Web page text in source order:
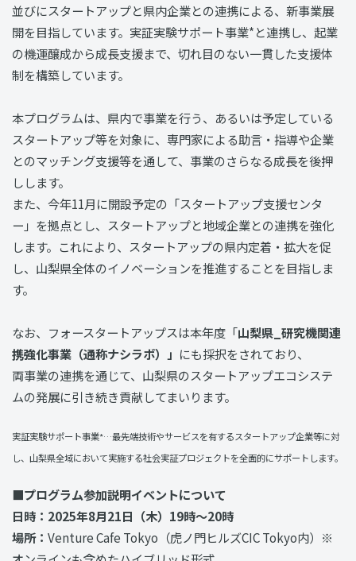
並びにスタートアップと県内企業との連携による、新事業展
開を目指しています。実証実験サポート事業*と連携し、起業
の機運醸成から成長支援まで、切れ目のない一貫した支援体
制を構築しています。
本プログラムは、県内で事業を行う、あるいは予定している
スタートアップ等を対象に、専門家による助言・指導や企業
とのマッチング支援等を通して、事業のさらなる成長を後押
しします。
また、今年11月に開設予定の「スタートアップ支援センタ
ー」を拠点とし、スタートアップと地域企業との連携を強化
します。これにより、スタートアップの県内定着・拡大を促
し、山梨県全体のイノベーションを推進することを目指しま
す。
なお、フォースタートアップスは本年度「山梨県_研究機関連
携強化事業（通称ナシラボ）」 にも採択をされており、
両事業の連携を通じて、山梨県のスタートアップエコシステ
ムの発展に引き続き貢献してまいります。
実証実験サポート事業*…最先端技術やサービスを有するスタートアップ企業等に対
し、山梨県全域において実施する社会実証プロジェクトを全面的にサポートします。
■プログラム参加説明イベントについて
日時：2025年8月21日（木）19時〜20時
場所： Venture Cafe Tokyo（虎ノ門ヒルズCIC Tokyo内）※